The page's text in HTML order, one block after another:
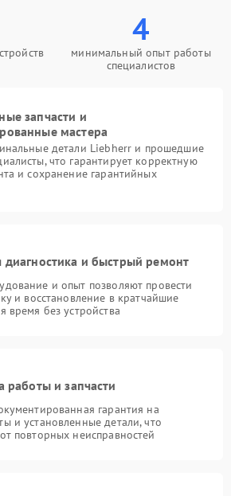
4
минимальный опыт работы
специалистов
запчасти и
мастера
детали Liebherr и прошедшие
что гарантирует корректную
и сохранение гарантийных
диагностика и быстрый ремонт
и опыт позволяют провести
и восстановление в кратчайшие
время без устройства
работы и запчасти
гарантия на
и установленные детали, что
повторных неисправностей